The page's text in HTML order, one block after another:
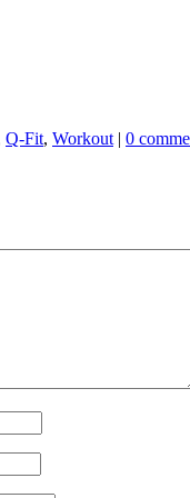
Q-Fit, Workout | 0